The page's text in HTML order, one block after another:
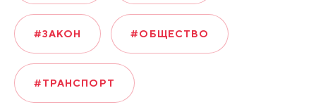
#ЗАКОН #ОБЩЕСТВО
#ТРАНСПОРТ